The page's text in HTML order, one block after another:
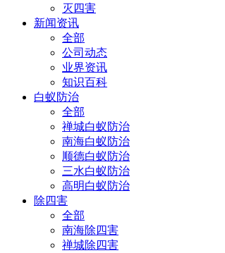
灭四害
新闻资讯
全部
公司动态
业界资讯
知识百科
白蚁防治
全部
禅城白蚁防治
南海白蚁防治
顺德白蚁防治
三水白蚁防治
高明白蚁防治
除四害
全部
南海除四害
禅城除四害